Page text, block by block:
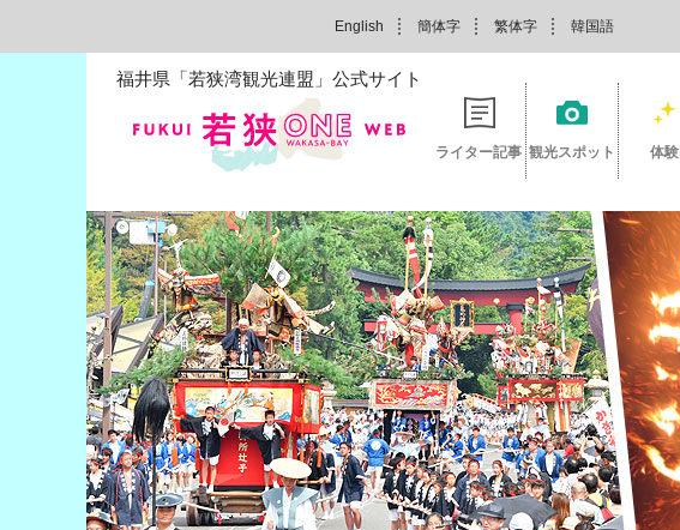
English 簡体字 繁体字 韓国語
福井県「若狭湾観光連盟」公式サイト
ライター記事 観光スポット 体験